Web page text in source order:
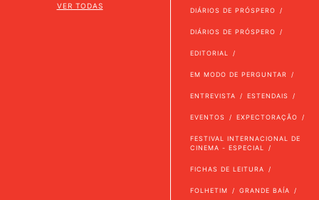
VER TODAS
DIÁRIOS DE PRÓSPERO
DIÁRIOS DE PRÓSPERO
EDITORIAL
EM MODO DE PERGUNTAR
ENTREVISTA ESTENDAIS
EVENTOS EXPECTORAÇÃO
FESTIVAL INTERNACIONAL DE
CINEMA - ESPECIAL
FICHAS DE LEITURA
FOLHETIM GRANDE BAÍA